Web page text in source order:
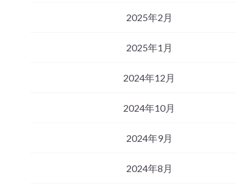
2025年2月
2025年1月
2024年12月
2024年10月
2024年9月
2024年8月